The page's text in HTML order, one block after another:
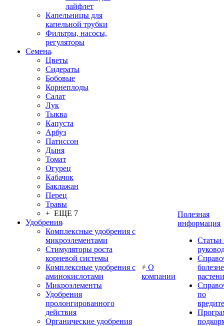
лайфлет
Капельницы для
капельной трубки
Фильтры, насосы,
регуляторы
Семена
Цветы
Сидераты
Бобовые
Корнеплоды
Салат
Лук
Тыква
Капуста
Арбуз
Патиссон
Дыня
Томат
Огурец
Кабачок
Баклажан
Перец
Травы
+ ЕЩЕ 7
Удобрения
Комплексные удобрения с
микроэлементами
Стимуляторы роста
корневой системы
Комплексные удобрения с
аминокислотами
Микроэлементы
Удобрения
пролонгированного
действия
Органические удобрения
О
компании
Полезная
информация
Статьи
по